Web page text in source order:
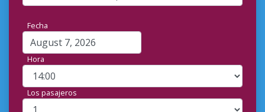
Fecha
Hora
Los pasajeros